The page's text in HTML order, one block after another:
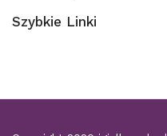
Szybkie Linki